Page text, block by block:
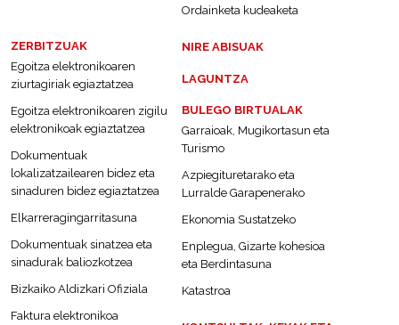
Ordainketa kudeaketa
ZERBITZUAK
Egoitza elektronikoaren
ziurtagiriak egiaztatzea
Egoitza elektronikoaren zigilu
elektronikoak egiaztatzea
Dokumentuak
lokalizatzailearen bidez eta
sinaduren bidez egiaztatzea
Elkarreragingarritasuna
Dokumentuak sinatzea eta
sinadurak baliozkotzea
Bizkaiko Aldizkari Ofiziala
Faktura elektronikoa
NIRE ABISUAK
LAGUNTZA
BULEGO BIRTUALAK
Garraioak, Mugikortasun eta
Turismo
Azpiegituretarako eta
Lurralde Garapenerako
Ekonomia Sustatzeko
Enplegua, Gizarte kohesioa
eta Berdintasuna
Katastroa